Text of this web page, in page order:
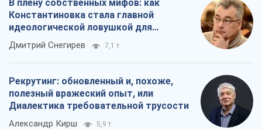
В плену собственных мифов: как
Константиновка стала главной
идеологической ловушкой для
российских оккупантов
Дмитрий Снегирев 7,1 т.
Рекрутинг: обновленный и, похоже,
полезный вражеский опыт, или
Диалектика требовательной трусости
Александр Кирш 5,9 т.